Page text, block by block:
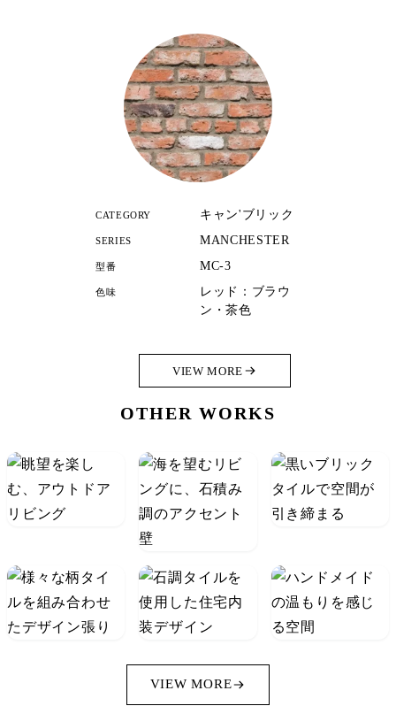
CATEGORY キャン'ブリック
SERIES MANCHESTER
型番 MC-3
色味
レッド：ブラウ
ン・茶色
VIEW MORE
OTHER WORKS
VIEW MORE